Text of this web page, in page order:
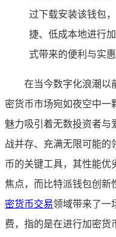
过下载安装该钱包
捷、低成本地进行
式带来的便利与实惠
在当今数字化浪潮以
密货币市场宛如夜空中一
魅力吸引着无数投资者与
战并存、充满无限可能的
币的关键工具，其性能优
焦点，而比特派钱包创新
密货币交易领域带来了一
费，指的是在进行加密货